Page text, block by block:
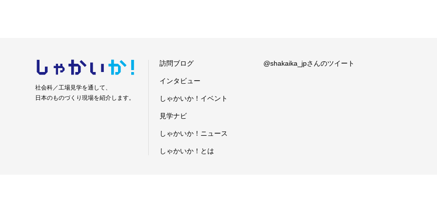
しゃかい か！
社会科／工場見学を通して、
日本のものづくり現場を紹介します。
訪問ブログ
インタビュー
しゃかいか！イベント
見学ナビ
しゃかいか！ニュース
しゃかいか！とは
@shakaika_jpさんのツイート